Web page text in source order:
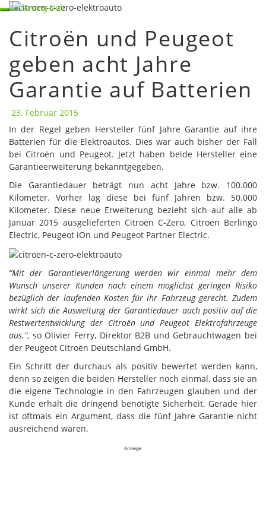
Skip
content
Toggle navigation
Citroën
und
Peugeot
geben
acht
Jahre
auf
Batterien
Citroën und Peugeot
geben acht Jahre
Garantie auf Batterien
23. Februar 2015
In der Regel geben Hersteller fünf Jahre Garantie auf ihre
Batterien für die Elektroautos. Dies war auch bisher der Fall
bei Citroën und Peugeot. Jetzt haben beide Hersteller eine
Garantieerweiterung bekanntgegeben.
Die Garantiedauer beträgt nun acht Jahre bzw. 100.000
Kilometer. Vorher lag diese bei fünf Jahren bzw. 50.000
Kilometer. Diese neue Erweiterung bezieht sich auf alle ab
Januar 2015 ausgelieferten Citroën C-Zero, Citroën Berlingo
Electric, Peugeot iOn und Peugeot Partner Electric.
“Mit der Garantieverlängerung werden wir einmal mehr dem
Wunsch unserer Kunden nach einem möglichst geringen Risiko
bezüglich der laufenden Kosten für ihr Fahrzeug gerecht. Zudem
wirkt sich die Ausweitung der Garantiedauer auch positiv auf die
Restwertentwicklung der Citroën und Peugeot Elektrofahrzeuge
aus.“, so Olivier Ferry, Direktor B2B und Gebrauchtwagen bei
der Peugeot Citroën Deutschland GmbH.
Ein Schritt der durchaus als positiv bewertet werden kann,
denn so zeigen die beiden Hersteller noch einmal, dass sie an
die eigene Technologie in den Fahrzeugen glauben und der
Kunde erhält die dringend benötigte Sicherheit. Gerade hier
ist oftmals ein Argument, dass die fünf Jahre Garantie nicht
ausreichend wären.
Anzeige: